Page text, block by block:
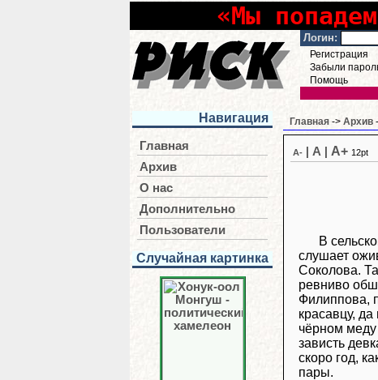
«Мы
Логин:
Регистрация
Забыли
Помощь
Навигация
Главная
Архив
О нас
Дополнительно
Пользователи
Случайная картинка
Главная -> Архив
A- A A+ 12pt
В
слушает
Соколова.
ревниво
Филиппова,
красавцу,
чёрном
зависть
скоро год,
пары.